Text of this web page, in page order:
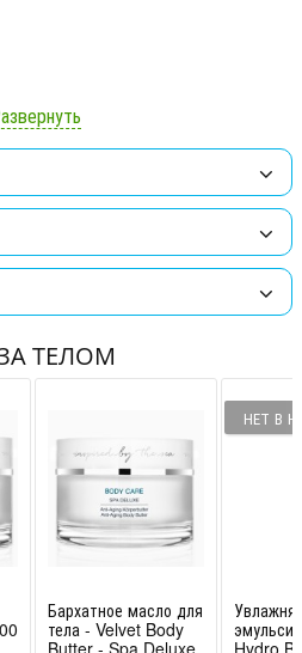
подсолнечника
ЗА ТЕЛОМ
Бархатное масло для
тела - Velvet Body
НЕТ В